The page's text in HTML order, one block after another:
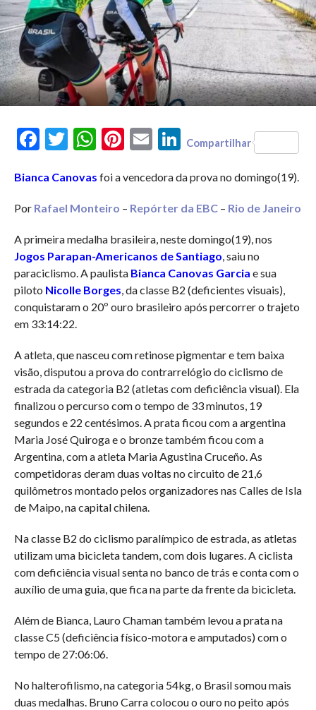
FacebookTwitterWhatsAppPinterest
Email LinkedIn
Compartilhar
Bianca Canovas foi a vencedora da prova no domingo(19).
Por Rafael Monteiro – Repórter da EBC– Rio de Janeiro
A primeira medalha brasileira, neste domingo(19), nos
Jogos Parapan-Americanos de Santiago , saiu no
paraciclismo. A paulista Bianca Canovas Garcia e sua
piloto Nicolle Borges , da classe B2 (deficientes visuais),
conquistaram o 20º ouro brasileiro após percorrer o trajeto
em 33:14:22.
A atleta, que nasceu com retinose pigmentar e tem baixa
visão, disputou a prova do contrarrelógio do ciclismo de
estrada da categoria B2 (atletas com deficiência visual). Ela
finalizou o percurso com o tempo de 33 minutos, 19
segundos e 22 centésimos. A prata ficou com a argentina
Maria José Quiroga e o bronze também ficou com a
Argentina, com a atleta Maria Agustina Cruceño. As
competidoras deram duas voltas no circuito de 21,6
quilômetros montado pelos organizadores nas Calles de Isla
de Maipo, na capital chilena.
Na classe B2 do ciclismo paralímpico de estrada, as atletas
utilizam uma bicicleta tandem, com dois lugares. A ciclista
com deficiência visual senta no banco de trás e conta com o
auxílio de uma guia, que fica na parte da frente da bicicleta.
Além de Bianca, Lauro Chaman também levou a prata na
classe C5 (deficiência físico-motora e amputados) com o
tempo de 27:06:06.
No halterofilismo, na categoria 54kg, o Brasil somou mais
duas medalhas. Bruno Carra colocou o ouro no peito após